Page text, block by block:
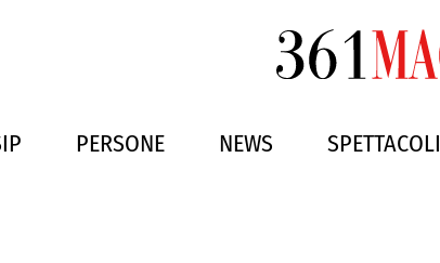
PERSONE NEWS SPETTACOLI